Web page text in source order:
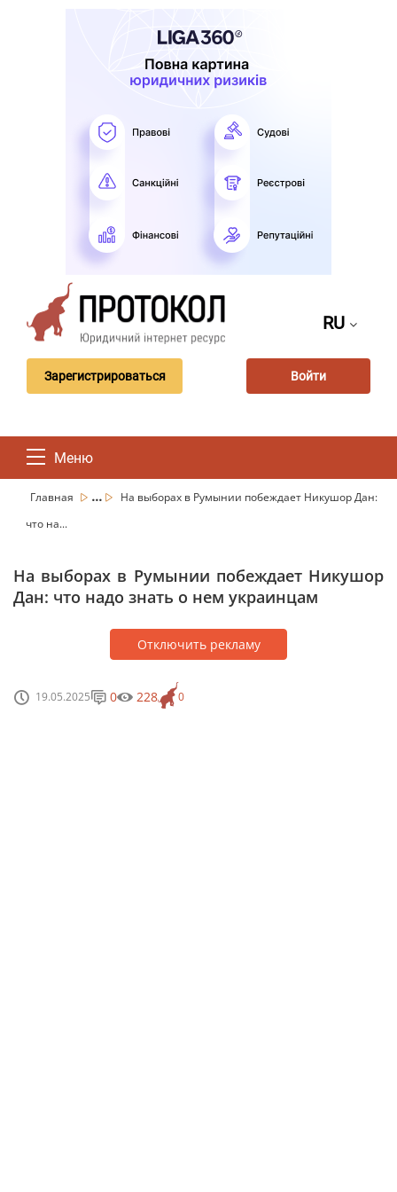
RU
Зарегистрироваться Войти
Меню
Главная ...
На выборах в Румынии побеждает Никушор Дан:
что на...
На выборах в Румынии побеждает Никушор
Дан: что надо знать о нем украинцам
Отключить рекламу
19.05.2025 0
0 228